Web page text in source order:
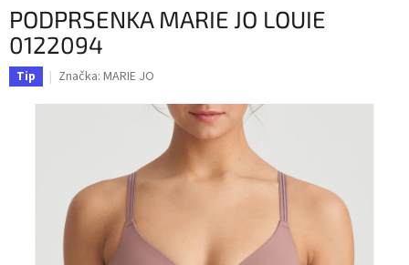
PODPRSENKA MARIE JO LOUIE
0122094
Tip Značka: MARIE JO